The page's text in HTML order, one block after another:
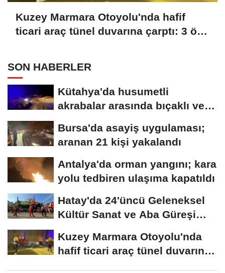
Kuzey Marmara Otoyolu'nda hafif
ticari araç tünel duvarına çarptı: 3 ölü,
SON HABERLER
Kütahya'da husumetli
akrabalar arasında bıçaklı ve
Bursa'da asayiş uygulaması;
aranan 21 kişi yakalandı
Antalya'da orman yangını; kara
yolu tedbiren ulaşıma kapatıldı
Hatay'da 24'üncü Geleneksel
Kültür Sanat ve Aba Güreşi
Kuzey Marmara Otoyolu'nda
hafif ticari araç tünel duvarına